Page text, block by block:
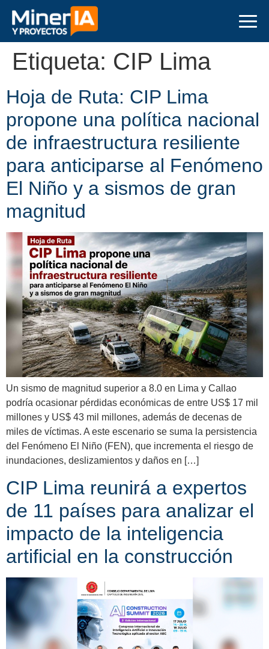
Etiqueta: CIP Lima
Hoja de Ruta: CIP Lima
propone una política nacional
de infraestructura resiliente
para anticiparse al Fenómeno
El Niño y a sismos de gran
magnitud
Un sismo de magnitud superior a 8.0 en Lima y Callao
podría ocasionar pérdidas económicas de entre US$ 17 mil
millones y US$ 43 mil millones, además de decenas de
miles de víctimas. A este escenario se suma la persistencia
del Fenómeno El Niño (FEN), que incrementa el riesgo de
inundaciones, deslizamientos y daños en […]
CIP Lima reunirá a expertos
de 11 países para analizar el
impacto de la inteligencia
artificial en la construcción